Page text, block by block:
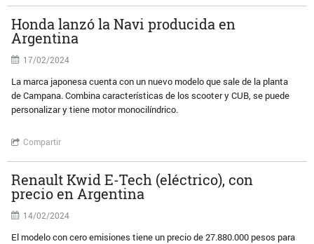
Honda lanzó la Navi producida en
Argentina
17/02/2024
La marca japonesa cuenta con un nuevo modelo que sale de la planta
de Campana. Combina características de los scooter y CUB, se puede
personalizar y tiene motor monocilíndrico.
Compartir
Renault Kwid E-Tech (eléctrico), con
precio en Argentina
14/02/2024
El modelo con cero emisiones tiene un precio de 27.880.000 pesos para